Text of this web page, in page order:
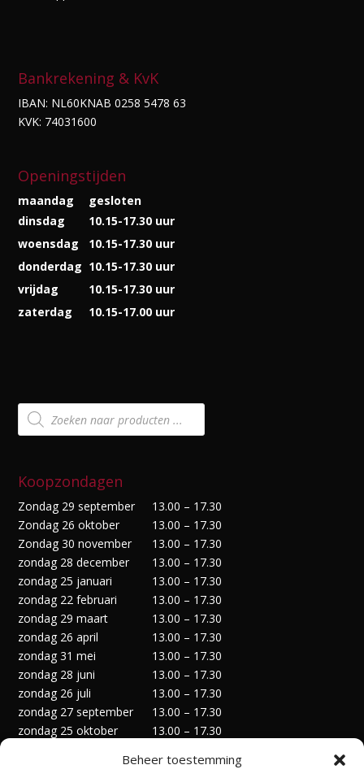
Beheer toestemming
Bankrekening & KvK
IBAN: NL60KNAB 0258 5478 63
KVK: 74031600
Openingstijden
maandag
gesloten
dinsdag
10.15-17.30 uur
woensdag
10.15-17.30 uur
donderdag 10.15-17.30 uur
vrijdag
10.15-17.30 uur
zaterdag
10.15-17.00 uur
Producten
zoeken
Koopzondagen
Zondag 29 september
13.00 – 17.30
Zondag 26 oktober
13.00 – 17.30
Zondag 30 november
13.00 – 17.30
zondag 28 december
13.00 – 17.30
zondag 25 januari
13.00 – 17.30
zondag 22 februari
13.00 – 17.30
zondag 29 maart
13.00 – 17.30
zondag 26 april
13.00 – 17.30
zondag 31 mei
13.00 – 17.30
zondag 28 juni
13.00 – 17.30
zondag 26 juli
13.00 – 17.30
zondag 27 september
13.00 – 17.30
zondag 25 oktober
13.00 – 17.30
zondag 27 december
13.00 – 17.30